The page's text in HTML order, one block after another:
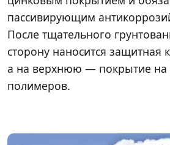
пассивирующим
После тщательного
сторону наносится защитная
а на верхнюю — покрытие на
полимеров.